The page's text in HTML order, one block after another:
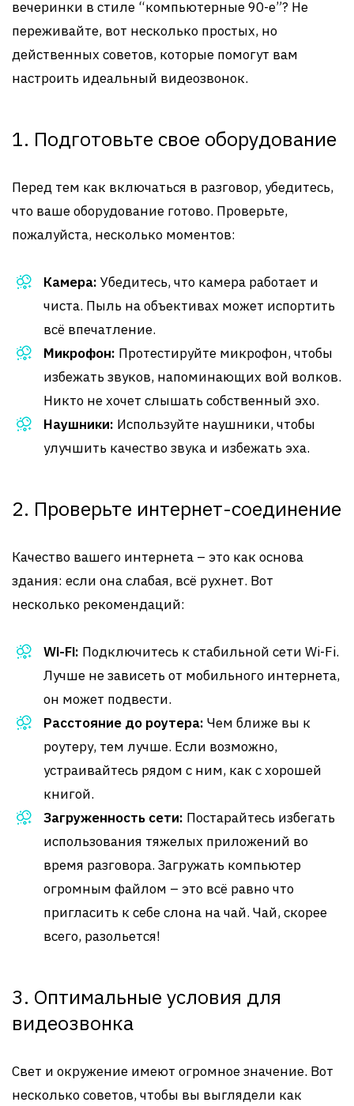
вечеринки в стиле “компьютерные 90-е”? Не
переживайте, вот несколько простых, но
действенных советов, которые помогут вам
настроить идеальный видеозвонок.
1. Подготовьте свое оборудование
Перед тем как включаться в разговор, убедитесь,
что ваше оборудование готово. Проверьте,
пожалуйста, несколько моментов:
Камера: Убедитесь, что камера работает и
чиста. Пыль на объективах может испортить
всё впечатление.
Микрофон: Протестируйте микрофон, чтобы
избежать звуков, напоминающих вой волков.
Никто не хочет слышать собственный эхо.
Наушники: Используйте наушники, чтобы
улучшить качество звука и избежать эха.
2. Проверьте интернет-соединение
Качество вашего интернета – это как основа
здания: если она слабая, всё рухнет. Вот
несколько рекомендаций:
Wi-Fi: Подключитесь к стабильной сети Wi-Fi.
Лучше не зависеть от мобильного интернета,
он может подвести.
Расстояние до роутера: Чем ближе вы к
роутеру, тем лучше. Если возможно,
устраивайтесь рядом с ним, как с хорошей
книгой.
Загруженность сети: Постарайтесь избегать
использования тяжелых приложений во
время разговора. Загружать компьютер
огромным файлом – это всё равно что
пригласить к себе слона на чай. Чай, скорее
всего, разольется!
3. Оптимальные условия для
видеозвонка
Свет и окружение имеют огромное значение. Вот
несколько советов, чтобы вы выглядели как